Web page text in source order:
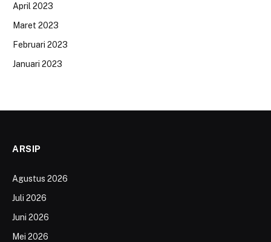
April 2023
Maret 2023
Februari 2023
Januari 2023
ARSIP
Agustus 2026
Juli 2026
Juni 2026
Mei 2026